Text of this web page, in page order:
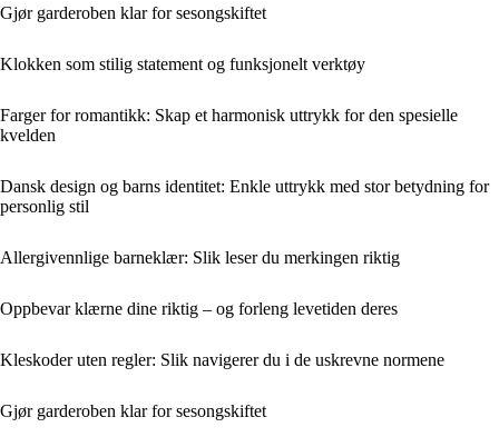
Gjør garderoben klar for sesongskiftet
Klokken som stilig statement og funksjonelt verktøy
Farger for romantikk: Skap et harmonisk uttrykk for den spesielle
kvelden
Dansk design og barns identitet: Enkle uttrykk med stor betydning for
personlig stil
Allergivennlige barneklær: Slik leser du merkingen riktig
Oppbevar klærne dine riktig – og forleng levetiden deres
Kleskoder uten regler: Slik navigerer du i de uskrevne normene
Gjør garderoben klar for sesongskiftet